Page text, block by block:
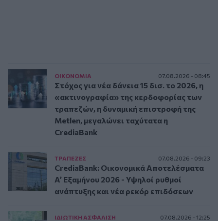
ΟΙΚΟΝΟΜΙΑ 07.08.2026 - 08:45
Στόχος για νέα δάνεια 15 δισ. το 2026, η
«ακτινογραφία» της κερδοφορίας των
τραπεζών, η δυναμική επιστροφή της
Metlen, μεγαλώνει ταχύτατα η
CrediaBank
ΤΡAΠΕΖΕΣ 07.08.2026 - 09:23
CrediaBank: Οικονομικά Αποτελέσματα
A’ Εξαμήνου 2026 - Υψηλοί ρυθμοί
ανάπτυξης και νέα ρεκόρ επιδόσεων
ΙΔΙΩΤΙΚΗ ΑΣΦAΛΙΣΗ 07.08.2026 - 12:25